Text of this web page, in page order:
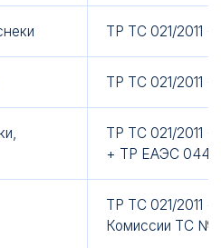
ТР ТС 021/2011 +
ТР ТС 021/2011 +
ТР ТС 021/2011 +
+ ТР ЕАЭС 044/
ТР ТС 021/2011
Комиссии ТС №